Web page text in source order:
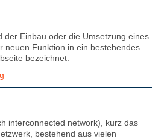
der Einbau oder die Umsetzung eines
neuen Funktion in ein bestehendes
bezeichnet.
interconnected network), kurz das
bestehend aus vielen